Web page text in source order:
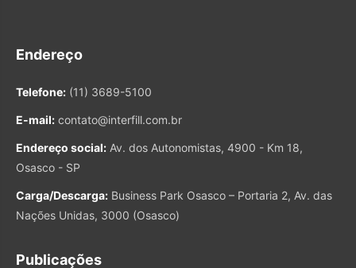
Endereço
Telefone: (11) 3689-5100
E-mail: contato@interfill.com.br
Endereço social: Av. dos Autonomistas, 4900 - Km 18,
Osasco - SP
Carga/Descarga: Business Park Osasco – Portaria 2, Av. das
Nações Unidas, 3000 (Osasco)
Publicações